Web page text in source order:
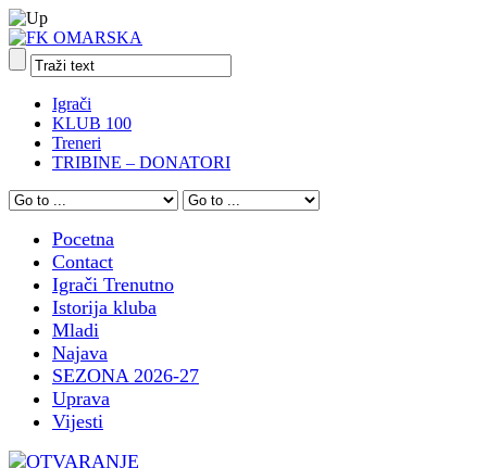
Igrači
KLUB 100
Treneri
TRIBINE – DONATORI
Pocetna
Contact
Igrači Trenutno
Istorija kluba
Mladi
Najava
SEZONA 2026-27
Uprava
Vijesti